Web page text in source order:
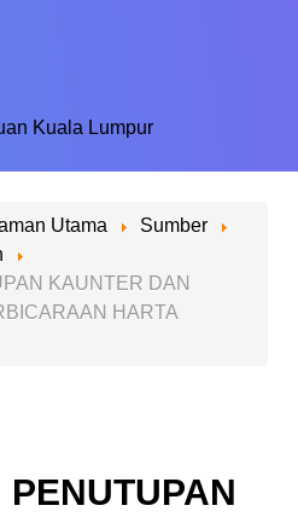
Kuala Lumpur
Utama
Sumber
KAUNTER DAN
HARTA